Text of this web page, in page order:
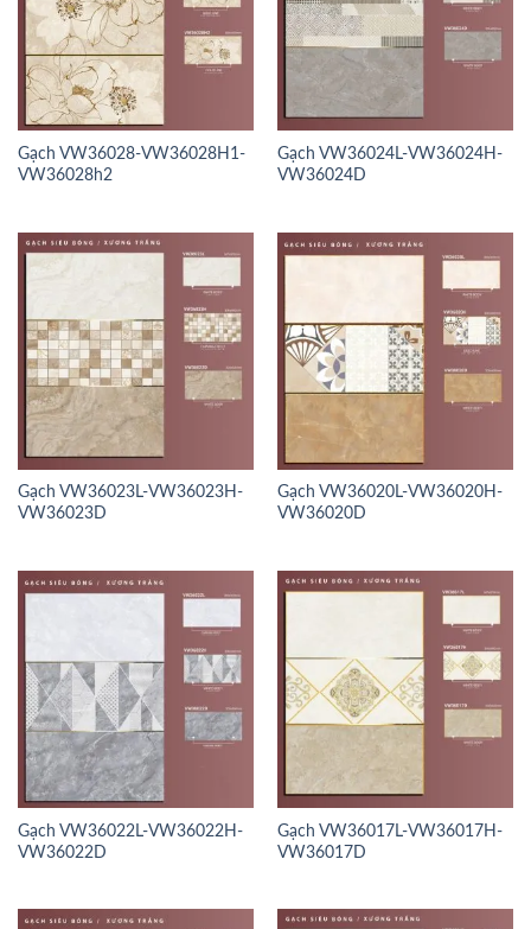
Gạch VW36028-VW36028H1-
VW36028h2
Gạch VW36024L-VW36024H-
VW36024D
Gạch VW36023L-VW36023H-
VW36023D
Gạch VW36020L-VW36020H-
VW36020D
Gạch VW36022L-VW36022H-
VW36022D
Gạch VW36017L-VW36017H-
VW36017D